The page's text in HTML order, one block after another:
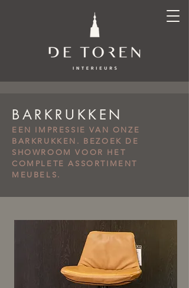
BARKRUKKEN
EEN IMPRESSIE VAN ONZE
BARKRUKKEN. BEZOEK DE
SHOWROOM VOOR HET
COMPLETE ASSORTIMENT
MEUBELS.